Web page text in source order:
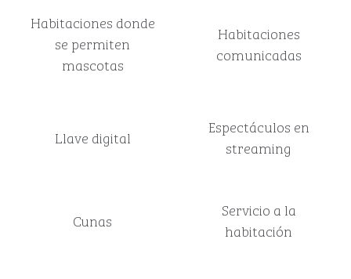
Habitaciones donde
se permiten
mascotas
Habitaciones
comunicadas
Llave digital
Espectáculos en
streaming
Cunas
Servicio a la
habitación